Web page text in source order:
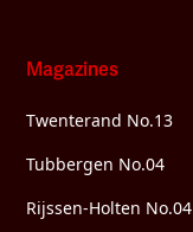
Magazines
Twenterand No.13
Tubbergen No.04
Rijssen-Holten No.04